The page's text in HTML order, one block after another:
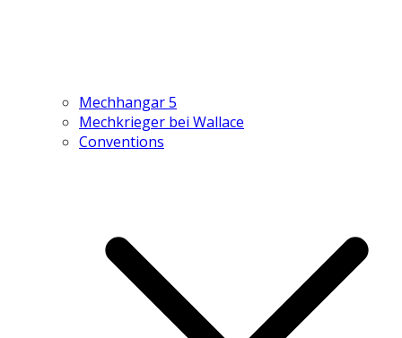
Mechhangar 5
Mechkrieger bei Wallace
Conventions